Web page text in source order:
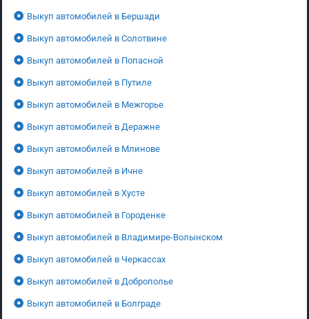
Выкуп автомобилей в Бершади
Выкуп автомобилей в Солотвине
Выкуп автомобилей в Попасной
Выкуп автомобилей в Путиле
Выкуп автомобилей в Межгорье
Выкуп автомобилей в Деражне
Выкуп автомобилей в Млинове
Выкуп автомобилей в Ичне
Выкуп автомобилей в Хусте
Выкуп автомобилей в Городенке
Выкуп автомобилей в Владимире-Волынском
Выкуп автомобилей в Черкассах
Выкуп автомобилей в Доброполье
Выкуп автомобилей в Болграде